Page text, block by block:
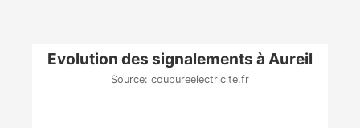
Evolution des signalements à Aureil
Source: coupureelectricite.fr